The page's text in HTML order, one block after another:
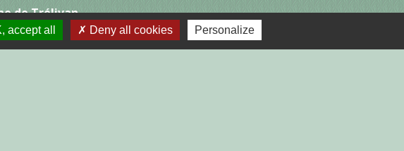
de Trélivan
Clairettes
- FRANCE
accept all Deny all cookies Personalize